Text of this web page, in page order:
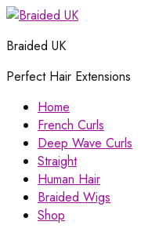
Braided UK
Perfect Hair Extensions
Home
French Curls
Deep Wave Curls
Straight
Human Hair
Braided Wigs
Shop